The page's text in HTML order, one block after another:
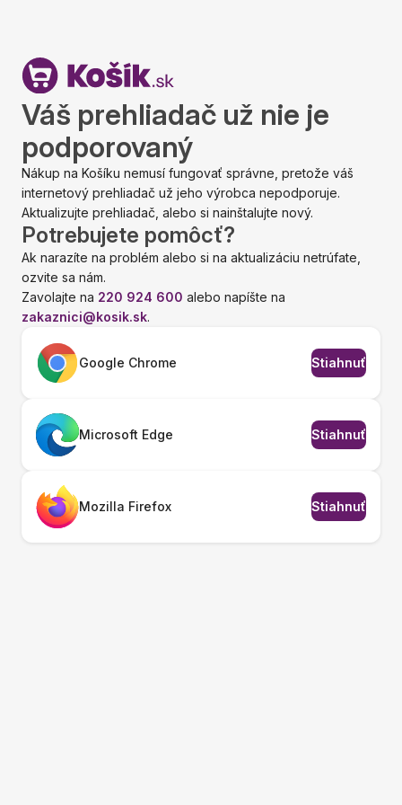
Váš prehliadač už nie je
podporovaný
Nákup na Košíku nemusí fungovať správne, pretože váš
internetový prehliadač už jeho výrobca nepodporuje.
Aktualizujte prehliadač, alebo si nainštalujte nový.
Potrebujete pomôcť?
Ak narazíte na problém alebo si na aktualizáciu netrúfate,
ozvite sa nám.
Zavolajte na 220 924 600 alebo napíšte na
zakaznici@kosik.sk.
Google Chrome Stiahnuť
Microsoft Edge Stiahnuť
Mozilla Firefox Stiahnuť